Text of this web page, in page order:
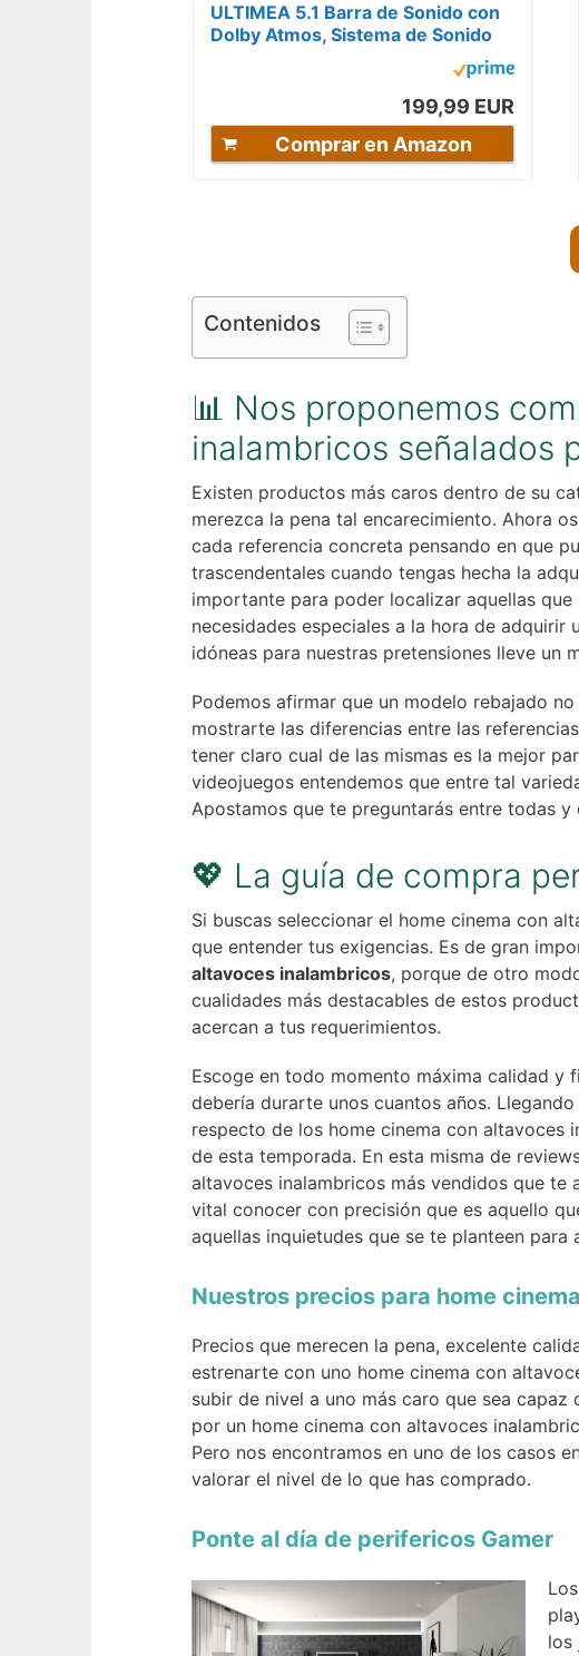
ULTIMEA 5.1 Barra de Sonido con
Dolby Atmos, Sistema de Sonido
Envolvente 3D, Barra de Sonido
199,99 EUR
Comprar en Amazon
Contenidos
📊 Nos proponemos
inalambricos señalados
Existen productos más caros dentro de su
merezca la pena tal encarecimiento. Ahora
cada referencia concreta pensando en que
trascendentales cuando tengas hecha la
importante para poder localizar aquellas
necesidades especiales a la hora de
idóneas para nuestras pretensiones lleve un
Podemos afirmar que un modelo rebajado
mostrarte las diferencias entre las
tener claro cual de las mismas es la mejor
videojuegos entendemos que entre tal
Apostamos que te preguntarás entre todas
💖 La guía de compra
Si buscas seleccionar el home cinema con
que entender tus exigencias. Es de gran
altavoces inalambricos, porque de otro
cualidades más destacables de estos
acercan a tus requerimientos.
Escoge en todo momento máxima calidad y
debería durarte unos cuantos años.
respecto de los home cinema con altavoces
de esta temporada. En esta misma de
altavoces inalambricos más vendidos que
vital conocer con precisión que es aquello
aquellas inquietudes que se te planteen
Nuestros precios para home
Precios que merecen la pena, excelente
estrenarte con uno home cinema con
subir de nivel a uno más caro que sea
por un home cinema con altavoces
Pero nos encontramos en uno de los casos
valorar el nivel de lo que has comprado.
Ponte al día de perifericos Gamer
los